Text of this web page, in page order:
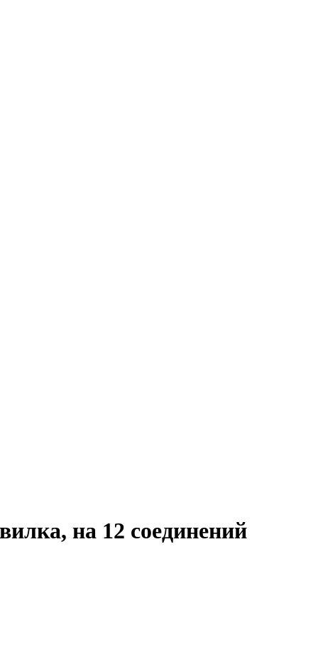
на 12 соединений